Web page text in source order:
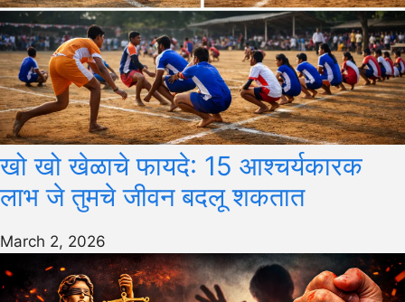
खो खो खेळाचे फायदे: 15 आश्चर्यकारक
लाभ जे तुमचे जीवन बदलू शकतात
March 2, 2026